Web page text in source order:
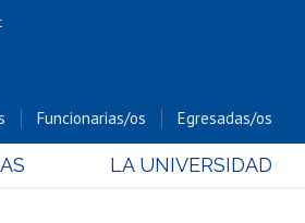
Funcionarias/os Egresadas/os
LA UNIVERSIDAD